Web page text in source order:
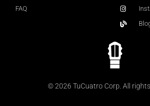
FAQ
© 2026 TuCuatro Corp. All